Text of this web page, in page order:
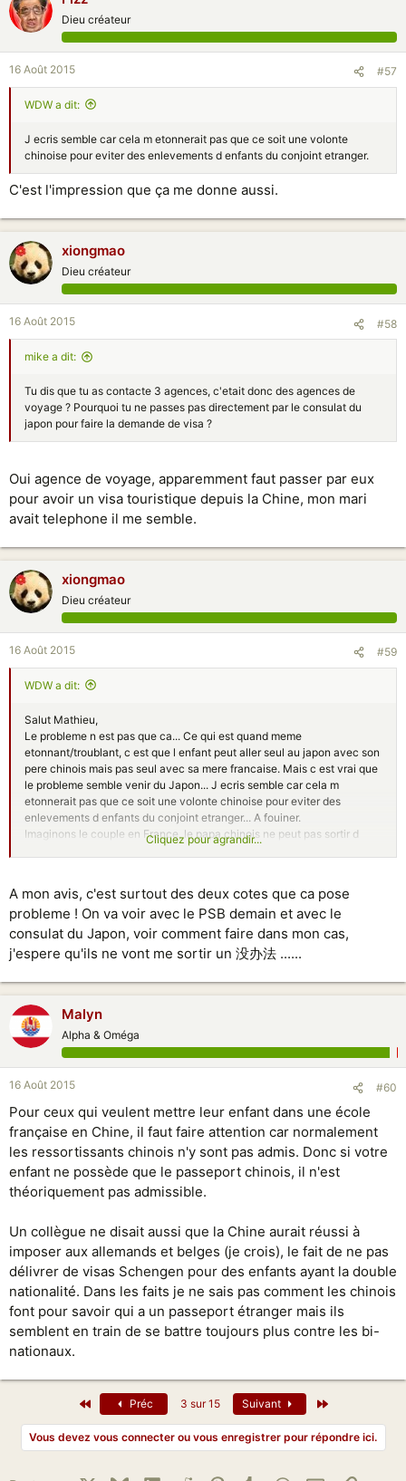
Dieu créateur
16 Août 2015 #57
WDW a dit:
J ecris semble car cela m etonnerait pas que ce soit une volonte
chinoise pour eviter des enlevements d enfants du conjoint etranger.
C'est l'impression que ça me donne aussi.
xiongmao
Dieu créateur
16 Août 2015 #58
mike a dit:
Tu dis que tu as contacte 3 agences, c'etait donc des agences de
voyage ? Pourquoi tu ne passes pas directement par le consulat du
japon pour faire la demande de visa ?
Oui agence de voyage, apparemment faut passer par eux
pour avoir un visa touristique depuis la Chine, mon mari
avait telephone il me semble.
xiongmao
Dieu créateur
16 Août 2015 #59
WDW a dit:
Salut Mathieu,
Le probleme n est pas que ca... Ce qui est quand meme
etonnant/troublant, c est que l enfant peut aller seul au japon avec son
pere chinois mais pas seul avec sa mere francaise. Mais c est vrai que
le probleme semble venir du Japon... J ecris semble car cela m
etonnerait pas que ce soit une volonte chinoise pour eviter des
enlevements d enfants du conjoint etranger... A fouiner.
Imaginons le couple en France, le papa chinois ne peut pas sortir d
Europe avec son enfant seul ?
Cliquez pour agrandir...
A mon avis, c'est surtout des deux cotes que ca pose
probleme ! On va voir avec le PSB demain et avec le
consulat du Japon, voir comment faire dans mon cas,
j'espere qu'ils ne vont me sortir un 没办法 ......
Malyn
Alpha & Oméga
16 Août 2015 #60
Pour ceux qui veulent mettre leur enfant dans une école
française en Chine, il faut faire attention car normalement
les ressortissants chinois n'y sont pas admis. Donc si votre
enfant ne possède que le passeport chinois, il n'est
théoriquement pas admissible.
Un collègue ne disait aussi que la Chine aurait réussi à
imposer aux allemands et belges (je crois), le fait de ne pas
délivrer de visas Schengen pour des enfants ayant la double
nationalité. Dans les faits je ne sais pas comment les chinois
font pour savoir qui a un passeport étranger mais ils
semblent en train de se battre toujours plus contre les bi-
nationaux.
Premier Préc 3 sur 15 Suivant Dernier
Vous devez vous connecter ou vous enregistrer pour répondre ici.